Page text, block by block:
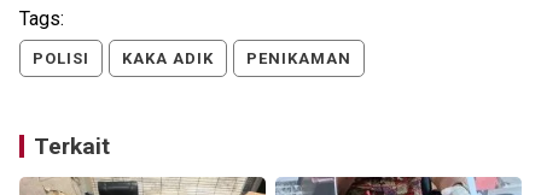
Tags:
POLISI KAKA ADIK PENIKAMAN
Terkait